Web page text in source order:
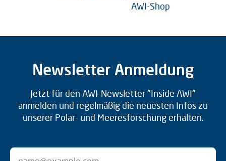
AWI-Shop
Newsletter Anmeldung
Jetzt für den AWI-Newsletter "Inside AWI"
anmelden und regelmäßig die neuesten Infos zu
unserer Polar- und Meeresforschung erhalten.